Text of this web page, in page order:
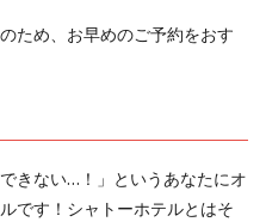
ため、お早めのご予約をおす
きない…！」というあなたにオ
です！シャトーホテルとはそ